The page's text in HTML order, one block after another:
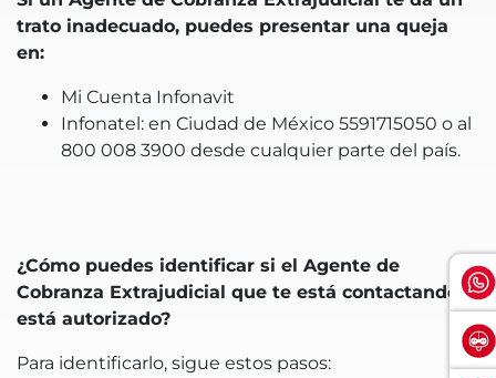
trato inadecuado, puedes presentar una queja
en:
Mi Cuenta Infonavit
Infonatel: en Ciudad de México 5591715050 o al
800 008 3900 desde cualquier parte del país.
¿Cómo puedes identificar si el Agente de
Cobranza Extrajudicial que te está contactando
está autorizado?
Para identificarlo, sigue estos pasos: